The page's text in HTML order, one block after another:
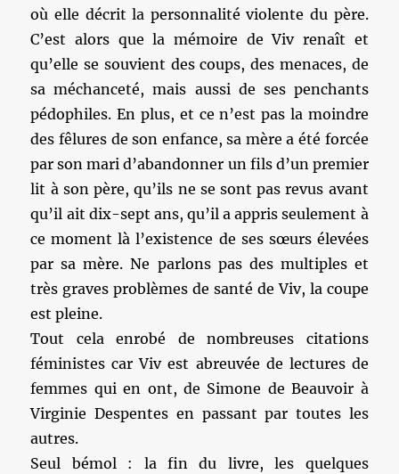
où elle décrit la personnalité violente du père.
C’est alors que la mémoire de Viv renaît et
qu’elle se souvient des coups, des menaces, de
sa méchanceté, mais aussi de ses penchants
pédophiles. En plus, et ce n’est pas la moindre
des fêlures de son enfance, sa mère a été forcée
par son mari d’abandonner un fils d’un premier
lit à son père, qu’ils ne se sont pas revus avant
qu’il ait dix-sept ans, qu’il a appris seulement à
ce moment là l’existence de ses sœurs élevées
par sa mère. Ne parlons pas des multiples et
très graves problèmes de santé de Viv, la coupe
est pleine.
Tout cela enrobé de nombreuses citations
féministes car Viv est abreuvée de lectures de
femmes qui en ont, de Simone de Beauvoir à
Virginie Despentes en passant par toutes les
autres.
Seul bémol : la fin du livre, les quelques